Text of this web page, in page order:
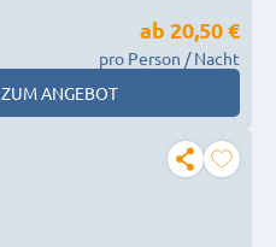
ab 20,50 €
pro Person / Nacht
ZUM ANGEBOT